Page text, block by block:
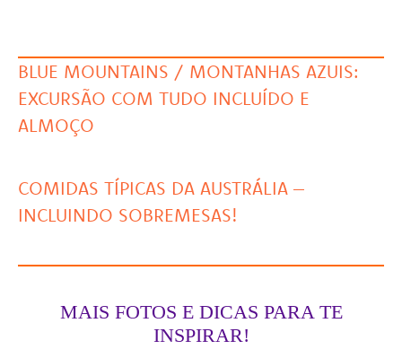
BLUE MOUNTAINS / MONTANHAS AZUIS:
EXCURSÃO COM TUDO INCLUÍDO E
ALMOÇO
COMIDAS TÍPICAS DA AUSTRÁLIA –
INCLUINDO SOBREMESAS!
MAIS FOTOS E DICAS PARA TE
INSPIRAR!